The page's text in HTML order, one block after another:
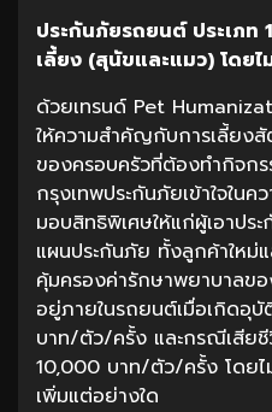
ประกันภัยรถยนต์ ประเภท 1
เลี้ยง (สุนัขและแมว) โดย
ด้วยเทรนด์ Pet
ให้ความสำคัญกับการเลี้ยงสั
ของครอบครัวที่ต้องทำกิจก
กรุงเทพประกันภัยเข้าใจใน
มอบสิทธิพิเศษให้แก่ผู้เอาปร
แผนประกันภัย ทั้งลูกค้าใหม่
คุ้มครองค่ารักษาพยาบาลข
อยู่ภายในรถยนต์เมื่อเกิดอุ
บาท/ตัว/ครั้ง และกรณีเสียชี
10,000 บาท/ตัว/ครั้ง โดยไ
เพิ่มแต่อย่างใด